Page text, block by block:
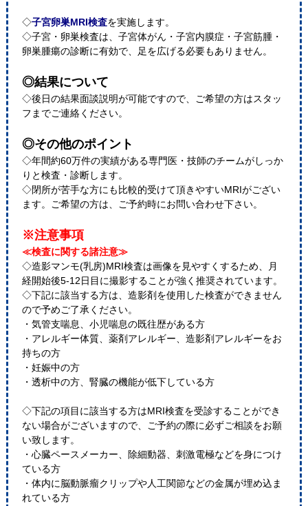
◇子宮卵巣MRI検査を実施します。
◇子宮・卵巣検査は、子宮体がん・子宮内膜症・子宮筋腫・
卵巣腫瘍の診断に有効で、足を広げる必要もありません。
◎結果について
◇後日の結果面談説明が可能ですので、ご希望の方はスタッ
フまでご連絡ください。
◎その他のポイント
◇年間約60万件の実績がある専門医・技師のチームがしっか
りと検査・診断します。
◇閉所が苦手な方にも比較的受けて頂きやすいMRIがござい
ます。ご希望の方は、ご予約時にお問い合わせ下さい。
※注意事項
≪検査に関する諸注意≫
◇造影マンモ(乳房)MRI検査は画像を見やすくするため、月
経開始後5-12日目に撮影することが強く推奨されています。
◇下記に該当する方は、造影剤を使用した検査ができません
ので予めご了承ください。
・気管支喘息、小児喘息の既往歴がある方
・アレルギー体質、薬剤アレルギー、造影剤アレルギーをお
持ちの方
・妊娠中の方
・透析中の方、腎臓の機能が低下している方
◇下記の項目に該当する方はMRI検査を受診することができ
ない場合がございますので、ご予約の際に必ずご相談をお願
い致します。
・心臓ペースメーカー、除細動器、刺激電極などを身につけ
ている方
・体内に脳動脈瘤クリップや人工関節などの金属が埋め込ま
れている方